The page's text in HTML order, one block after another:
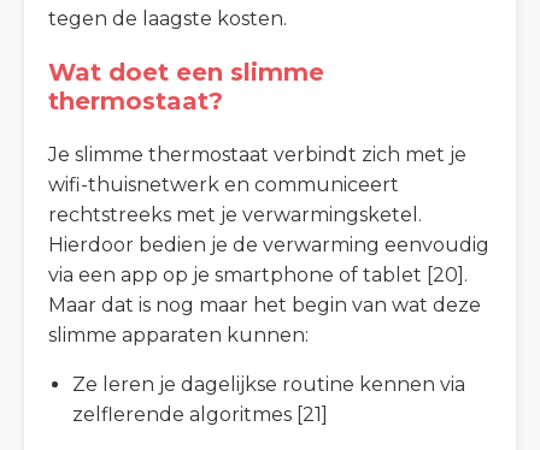
tegen de laagste kosten.
Wat doet een slimme
thermostaat?
Je slimme thermostaat verbindt zich met je
wifi-thuisnetwerk en communiceert
rechtstreeks met je verwarmingsketel.
Hierdoor bedien je de verwarming eenvoudig
via een app op je smartphone of tablet [20].
Maar dat is nog maar het begin van wat deze
slimme apparaten kunnen:
Ze leren je dagelijkse routine kennen via
zelflerende algoritmes [21]